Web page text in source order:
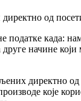
од
податке када:
друге начине
директно
које